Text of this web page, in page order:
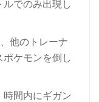
でのみ出現し
他のトレーナ
ケモンを倒し
間内にギガン